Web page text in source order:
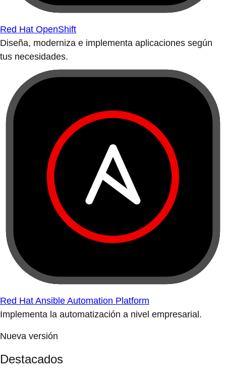
Red Hat OpenShift
Diseña, moderniza e implementa aplicaciones según
tus necesidades.
Red Hat Ansible Automation Platform
Implementa la automatización a nivel empresarial.
Nueva versión
Destacados